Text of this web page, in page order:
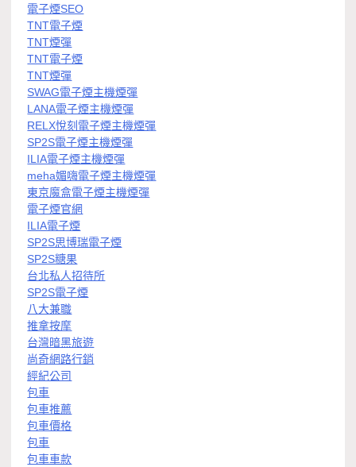
電子煙SEO
TNT電子煙
TNT煙彈
TNT電子煙
TNT煙彈
SWAG電子煙主機煙彈
LANA電子煙主機煙彈
RELX悅刻電子煙主機煙彈
SP2S電子煙主機煙彈
ILIA電子煙主機煙彈
meha媚嗨電子煙主機煙彈
東京魔盒電子煙主機煙彈
電子煙官網
ILIA電子煙
SP2S思博瑞電子煙
SP2S糖果
台北私人招待所
SP2S電子煙
八大兼職
推拿按摩
台灣暗黑旅遊
尚奇網路行銷
經紀公司
包車
包車推薦
包車價格
包車
包車車款